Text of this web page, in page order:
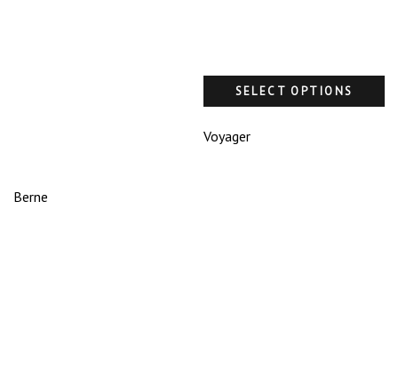
Berne
SELECT OPTIONS
Voyager